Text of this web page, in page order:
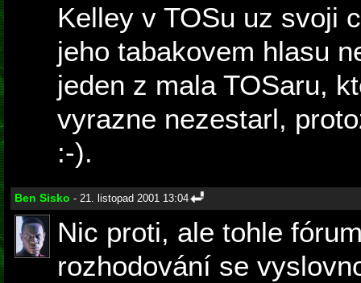
Kelley v TOSu uz svoji
jeho tabakovem hlasu
jeden z mala TOSaru,
vyrazne nezestarl,
:-).
Ben Sisko - 21. listopad 2001 13:04
Nic proti, ale tohle
rozhodování se